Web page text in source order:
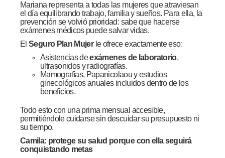
Mariana representa a todas las mujeres que atraviesan
el día equilibrando trabajo, familia y sueños. Para ella, la
prevención se volvió prioridad: sabe que hacerse
exámenes médicos puede salvar vidas.
ElSeguro Plan Mujerle ofrece exactamente eso:
Asistencias deexámenes de laboratorio,
ultrasonidos y radiografías.
Mamografías, Papanicolaou y estudios
ginecológicos anuales incluidos dentro de los
beneficios.
Todo esto con una prima mensual accesible,
permitiéndole cuidarse sin descuidar su presupuesto ni
su tiempo.
Camila: protege su salud porque con ella seguirá
conquistando metas